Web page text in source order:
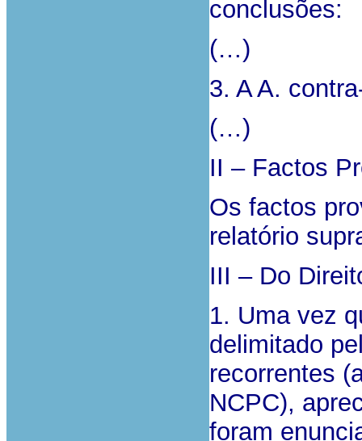
conclusões:
(…)
3. A A.
(…)
II – Factos
Os factos
relatório
III – Do
1. Uma vez
delimitado
recorrentes
NCPC),
foram